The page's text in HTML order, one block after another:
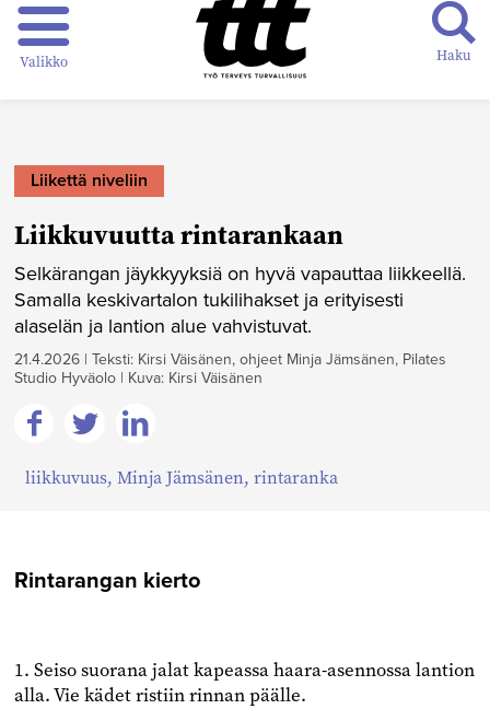
Valikko Haku
Liikettä niveliin
Liikkuvuutta rintarankaan
Selkärangan jäykkyyksiä on hyvä vapauttaa liikkeellä.
Samalla keskivartalon tukilihakset ja erityisesti
alaselän ja lantion alue vahvistuvat.
21.4.2026 | Teksti: Kirsi Väisänen, ohjeet Minja Jämsänen, Pilates
Studio Hyväolo | Kuva: Kirsi Väisänen
Jaa
Facebookissa
Jaa
Twitterissä
Jaa
Linkedinissä
liikkuvuus, Minja Jämsänen, rintaranka
Rintarangan kierto
1. Seiso suorana jalat kapeassa haara-asennossa lantion
alla. Vie kädet ristiin rinnan päälle.